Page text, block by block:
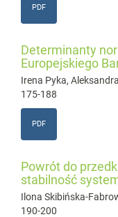
PDF
Determinanty
Europejskiego
Irena Pyka,
175-188
PDF
Powrót do
stabilność
Ilona Skibińska-
190-200